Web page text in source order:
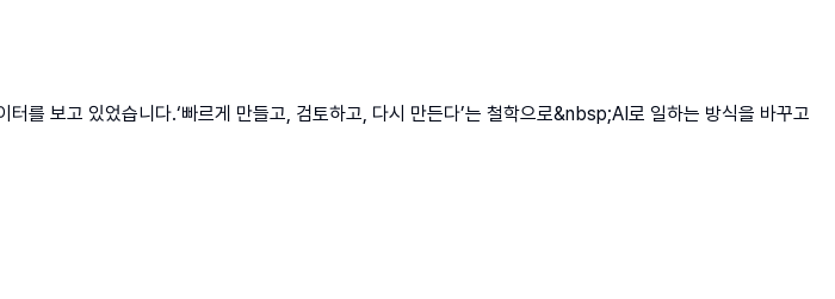
를 보고 있었습니다.‘빠르게 만들고, 검토하고, 다시 만든다’는 철학으로&nbsp;AI로 일하는 방식을 바꾸고